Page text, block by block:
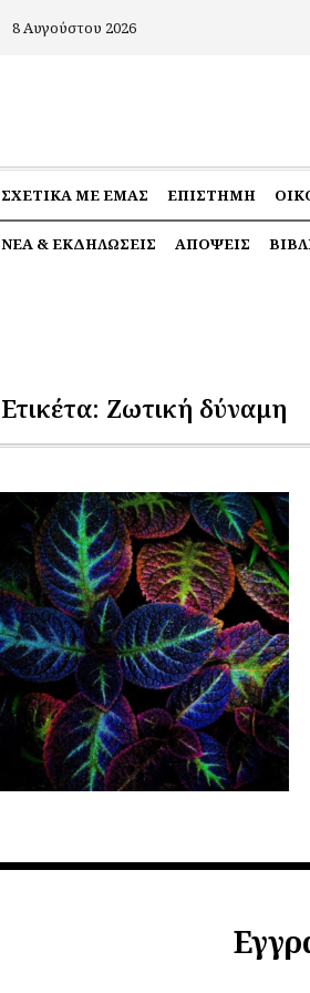
8 Αυγούστου 2026
ΣΧΕΤΙΚΆ ΜΕ ΕΜΆΣ ΕΠΙΣΤΉΜΗ
ΝΈΑ & ΕΚΔΗΛΏΣΕΙΣ ΑΠΌΨΕΙΣ
Ετικέτα: Ζωτική δύναμη